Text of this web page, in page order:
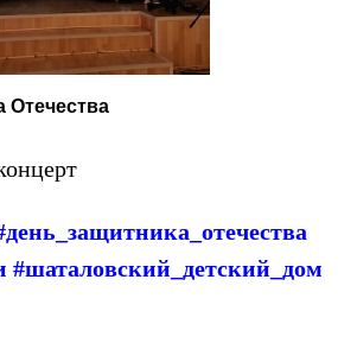
Отечества
#шаталовский_детский_дом